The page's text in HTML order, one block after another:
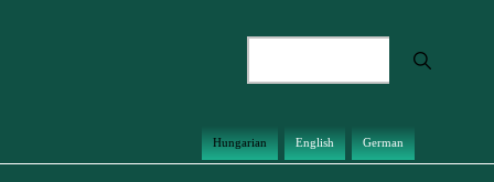
Hungarian English German